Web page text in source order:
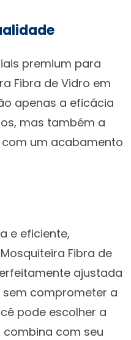
premium para
Fibra de Vidro em
apenas a eficácia
mas também a
um acabamento
e eficiente,
Fibra de
ajustada
sem comprometer a
pode escolher a
com seu